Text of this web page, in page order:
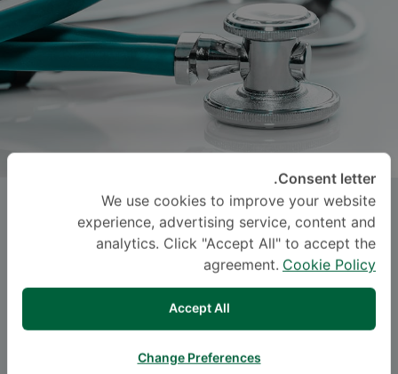
SARAYUT KANJANATARAYON, M.D.
ساميتيويت سوكومفيت
Specialties: Urological Surgery
Urological Surgery
Consent letter.
We use cookies to improve your website
experience, advertising service, content and
analytics. Click "Accept All" to accept the
agreement. Cookie Policy
Accept All
Change Preferences